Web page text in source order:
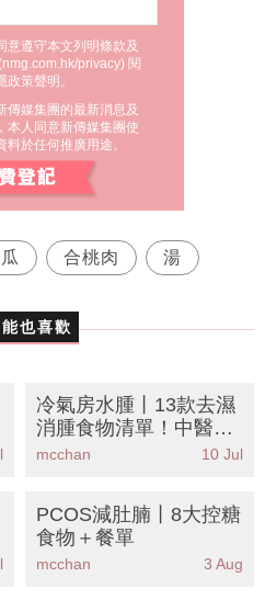
意遵守本文列明條款及
nmg.com.hk/privacy) 閱
策聲明。
傳媒集團的最新消息及
本人同意新傳媒集團使
料於任何推廣用途。
合桃肉 湯
也喜歡
冷氣房水腫丨13款去濕
消腫食物清單！中醫營
養師教3招KO水腫腳包
mcchan 10 Jul
PCOS減肚腩丨8大控糖
食物＋餐單
mcchan 3 Aug